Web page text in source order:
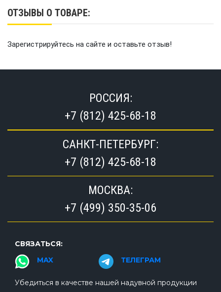
ОТЗЫВЫ О ТОВАРЕ:
Зарегистрируйтесь на сайте и оставьте отзыв!
РОССИЯ:
+7 (812) 425-68-18
САНКТ-ПЕТЕРБУРГ:
+7 (812) 425-68-18
МОСКВА:
+7 (499) 350-35-06
СВЯЗАТЬСЯ:
MAX
ТЕЛЕГРАМ
Убедиться в качестве нашей надувной продукции